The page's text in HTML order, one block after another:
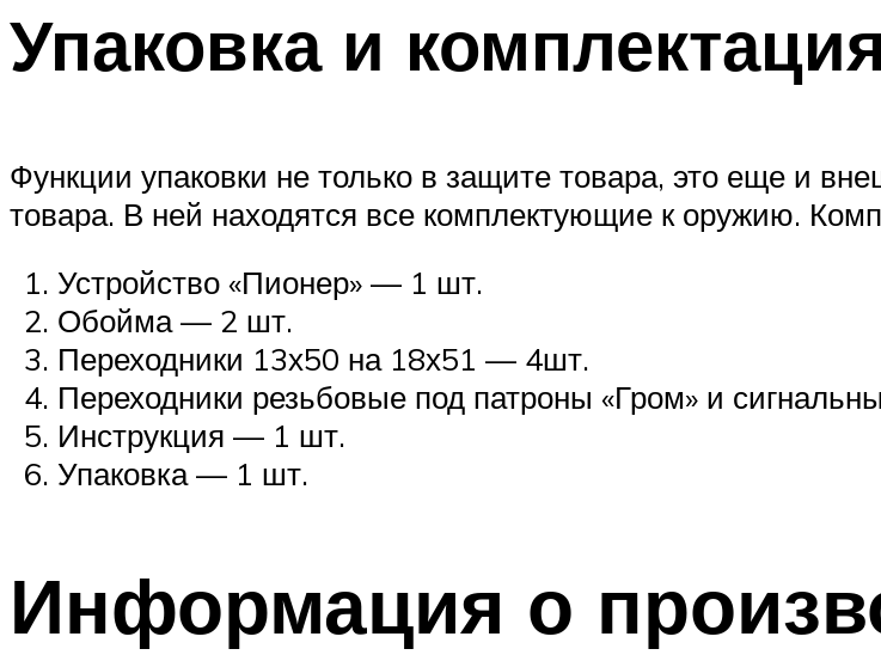
Упаковка и комплектация
Функции упаковки не только в защите товара, это еще и
товара. В ней находятся все комплектующие к оружию.
Устройство «Пионер» — 1 шт.
Обойма — 2 шт.
Переходники 13х50 на 18х51 — 4шт.
Переходники резьбовые под патроны «Гром» и
Инструкция — 1 шт.
Упаковка — 1 шт.
Информация о